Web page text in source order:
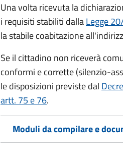
Una volta ricevuta la
i requisiti stabiliti dallaLegge
la stabile coabitazione
Se il cittadino non riceverà
conformi e corrette (silenzio-
le disposizioni previste dal
artt. 75 e 76.
Moduli da compilare e